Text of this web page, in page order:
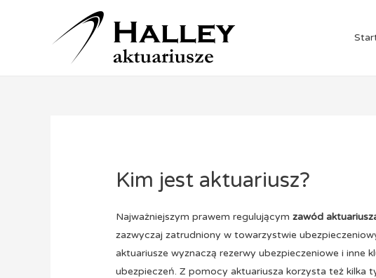
Kim jest aktuariusz?
Najważniejszym prawem regulującymzawód
zazwyczaj zatrudniony w towarzystwie
aktuariusze wyznaczą rezerwy ubezpieczeniowe i inne
ubezpieczeń. Z pomocy aktuariusza korzysta też kilka